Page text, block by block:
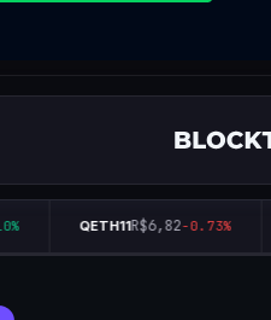
QETH11R$6,82-0.73%